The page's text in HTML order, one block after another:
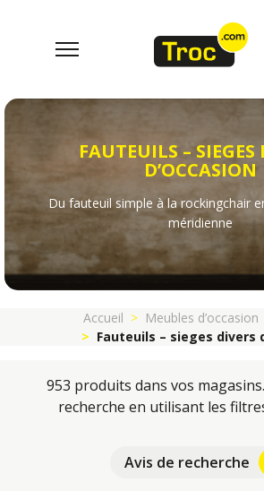
FAUTEUILS – SIEGES
D’OCCASION
Du fauteuil simple à la rockingchair
méridienne
Accueil Meubles d’occasion
Fauteuils – sieges divers
953 produits dans vos
recherche en utilisant les
Avis de recherche